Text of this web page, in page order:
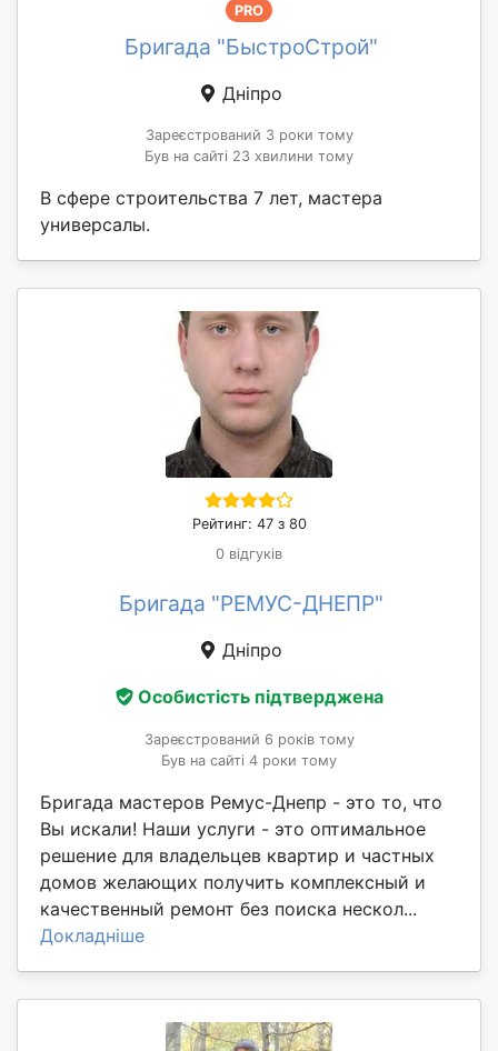
PRO
Бригада "БыстроСтрой"
Дніпро
Зареєстрований 3 роки тому
Був на сайті 23 хвилини тому
В сфере строительства 7 лет, мастера
универсалы.
Рейтинг: 47 з 80
0 відгуків
Бригада "РЕМУС-ДНЕПР"
Дніпро
Особистість підтверджена
Зареєстрований 6 років тому
Був на сайті 4 роки тому
Бригада мастеров Ремус-Днепр - это то, что
Вы искали! Наши услуги - это оптимальное
решение для владельцев квартир и частных
домов желающих получить комплексный и
качественный ремонт без поиска нескол...
Докладніше